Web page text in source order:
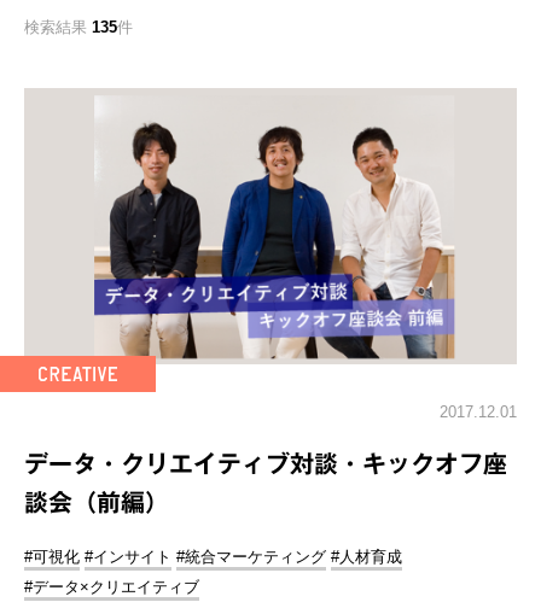
検索結果 135件
2017.12.01
データ・クリエイティブ対談・キックオフ座
談会（前編）
#可視化 #インサイト #統合マーケティング #人材育成
#データ×クリエイティブ